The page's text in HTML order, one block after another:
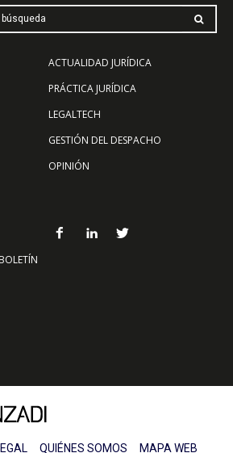
ACTUALIDAD JURÍDICA
PRÁCTICA JURÍDICA
LEGALTECH
GESTIÓN DEL DESPACHO
OPINIÓN
QUIÉNES SOMOS MAPA WEB